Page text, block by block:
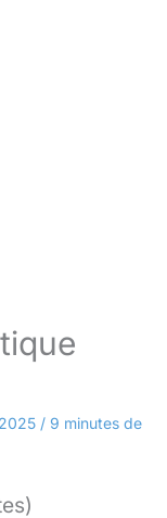
/ 9 minutes de